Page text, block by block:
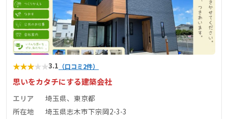
★★★★★3.1 （口コミ2件）
思いをカタチにする建築会社
エリア
埼玉県、東京都
所在地
埼玉県志木市下宗岡2-3-3